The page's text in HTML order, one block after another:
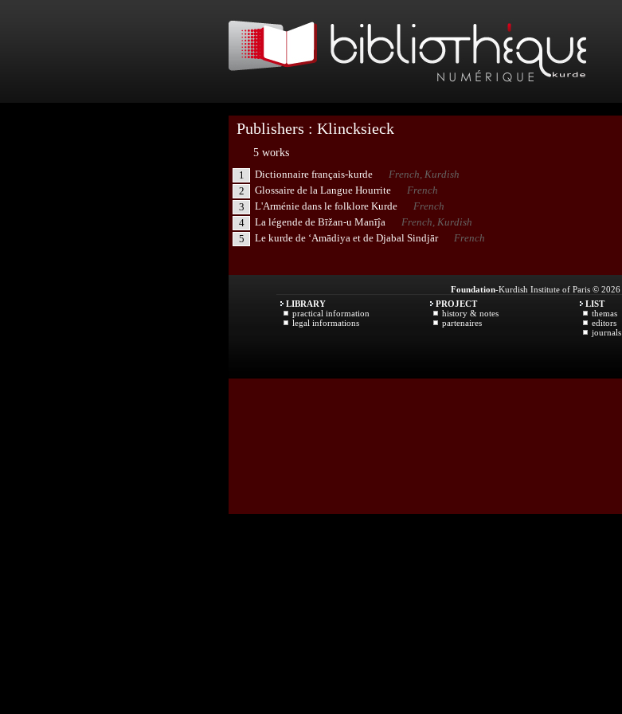
Publishers : Klincksieck
5 works
1
Dictionnaire français-kurde
French, Kurdish
2
Glossaire de la Langue Hourrite
French
3
L'Arménie dans le folklore Kurde
French
4
La légende de Bīžan-u Manīĵa
French, Kurdish
5
Le kurde de ‘Amādiya et de Djabal Sindjār French
Foundation-Kurdish Institute of Paris © 2026
LIBRARY
practical information
legal informations
PROJECT
history & notes
partenaires
LIST
themas
editors
journals